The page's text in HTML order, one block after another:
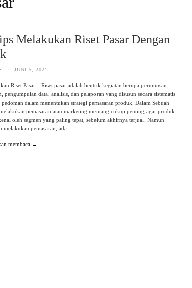
Melakukan Riset Pasar Dengan
· JUNI 5, 2021
Riset Pasar – Riset pasar adalah bentuk kegiatan berupa perumusan
pengumpulan data, analisis, dan pelaporan yang disusun secara sistematis
pedoman dalam menentukan strategi pemasaran produk. Dalam Sebuah
pemasaran atau marketing memang cukup penting agar produk
oleh segmen yang paling tepat, sebelum akhirnya terjual. Namun
melakukan pemasaran, ada …
membaca →